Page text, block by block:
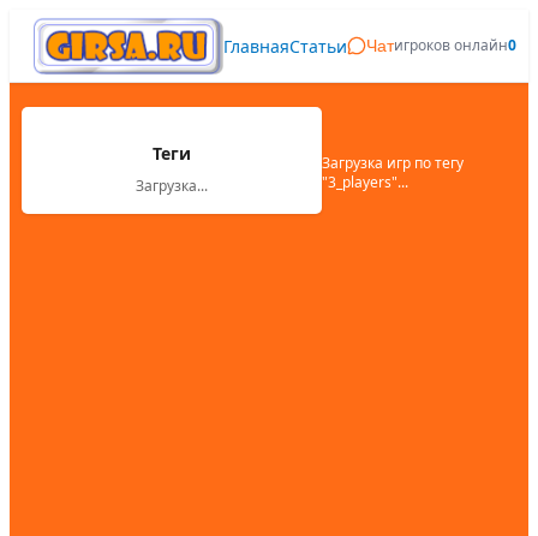
ГлавнаяСтатьи Чатигроков онлайн0
Теги
Загрузка...
Загрузка игр по тегу
"3_players"...